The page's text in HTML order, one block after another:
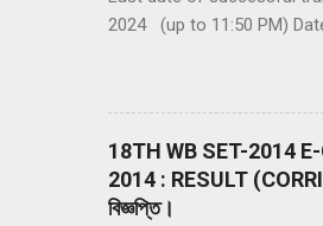
2024 (up to 11:50 PM)
The Entrance Test shall
answer) from Physics,
be divided into two
20 minutes) from 02:00
18TH WB SET-2014
2014 : RESULT
বিজ্ঞপ্তি।